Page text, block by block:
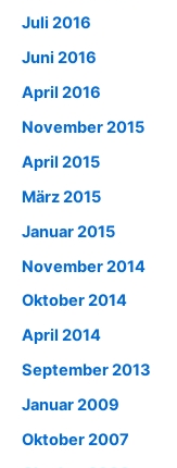
Juli 2016
Juni 2016
April 2016
November 2015
April 2015
März 2015
Januar 2015
November 2014
Oktober 2014
April 2014
September 2013
Januar 2009
Oktober 2007